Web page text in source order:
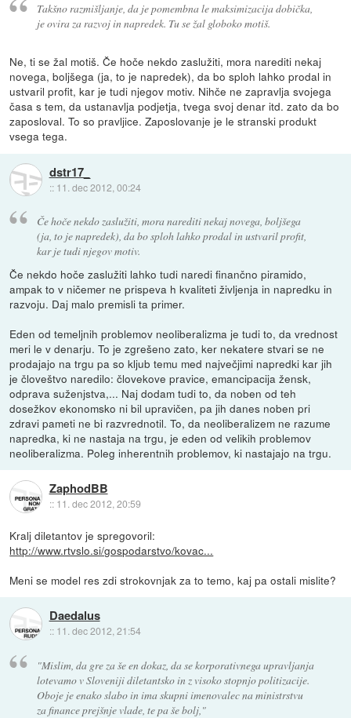
Takšno razmišljanje, da je pomembna le maksimizacija dobička,
je ovira za razvoj in napredek. Tu se žal globoko motiš.
Ne, ti se žal motiš. Če hoče nekdo zaslužiti, mora narediti nekaj
novega, boljšega (ja, to je napredek), da bo sploh lahko prodal in
ustvaril profit, kar je tudi njegov motiv. Nihče ne zapravlja svojega
časa s tem, da ustanavlja podjetja, tvega svoj denar itd. zato da bo
zaposloval. To so pravljice. Zaposlovanje je le stranski produkt
vsega tega.
dstr17_
:: 11. dec 2012, 00:24
Če hoče nekdo zaslužiti, mora narediti nekaj novega, boljšega
(ja, to je napredek), da bo sploh lahko prodal in ustvaril profit,
kar je tudi njegov motiv.
Če nekdo hoče zaslužiti lahko tudi naredi finančno piramido,
ampak to v ničemer ne prispeva h kvaliteti življenja in napredku in
razvoju. Daj malo premisli ta primer.
Eden od temeljnih problemov neoliberalizma je tudi to, da vrednost
meri le v denarju. To je zgrešeno zato, ker nekatere stvari se ne
prodajajo na trgu pa so kljub temu med največjimi napredki kar jih
je človeštvo naredilo: človekove pravice, emancipacija žensk,
odprava suženjstva,... Naj dodam tudi to, da noben od teh
dosežkov ekonomsko ni bil upravičen, pa jih danes noben pri
zdravi pameti ne bi razvrednotil. To, da neoliberalizem ne razume
napredka, ki ne nastaja na trgu, je eden od velikih problemov
neoliberalizma. Poleg inherentnih problemov, ki nastajajo na trgu.
ZaphodBB
:: 11. dec 2012, 20:59
Kralj diletantov je spregovoril:
http://www.rtvslo.si/gospodarstvo/kovac...
Meni se model res zdi strokovnjak za to temo, kaj pa ostali mislite?
Daedalus
:: 11. dec 2012, 21:54
"Mislim, da gre za še en dokaz, da se korporativnega upravljanja
lotevamo v Sloveniji diletantsko in z visoko stopnjo politizacije.
Oboje je enako slabo in ima skupni imenovalec na ministrstvu
za finance prejšnje vlade, te pa še bolj,"